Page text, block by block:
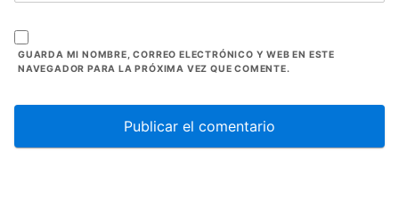
GUARDA MI NOMBRE, CORREO ELECTRÓNICO Y WEB EN ESTE
NAVEGADOR PARA LA PRÓXIMA VEZ QUE COMENTE.